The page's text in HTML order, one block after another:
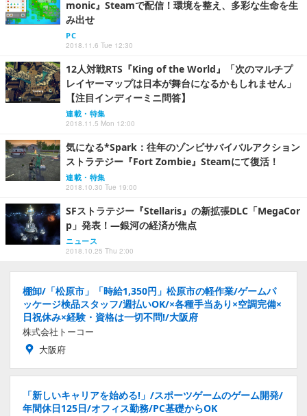
monic』Steamで配信！環境を整え、多彩な生命を生
み出せ
PC
2018.11.6 Tue 12:30
12人対戦RTS『King of the World』「次のマルチプ
レイヤーマップは日本が舞台になるかもしれません」
【注目インディーミニ問答】
連載・特集
2018.11.5 Mon 12:00
気になる*Spark：往年のゾンビサバイバルアクション
ストラテジー『Fort Zombie』Steamにて復活！
連載・特集
2018.10.30 Tue 19:00
SFストラテジー『Stellaris』の新拡張DLC「MegaCor
p」発表！―銀河の経済が焦点
ニュース
2018.10.25 Thu 2:00
棚卸/「松原市」「時給1,350円」松原市の軽作業/ゲームパ
ッケージ検品スタッフ/週払いOK/×各種手当あり×空調完備×
日祝休み×経験・資格は一切不問!/大阪府
株式会社トーコー
大阪府
「新しいキャリアを始める!」/スポーツゲームのゲーム開発/
年間休日125日/オフィス勤務/PC基礎からOK